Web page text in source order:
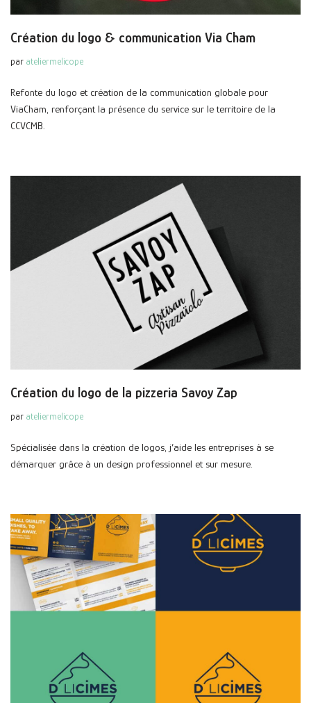
Création du logo & communication Via Cham
par ateliermelicope
Refonte du logo et création de la communication globale pour
ViaCham, renforçant la présence du service sur le territoire de la
CCVCMB.
Création du logo de la pizzeria Savoy Zap
par ateliermelicope
Spécialisée dans la création de logos, j’aide les entreprises à se
démarquer grâce à un design professionnel et sur mesure.